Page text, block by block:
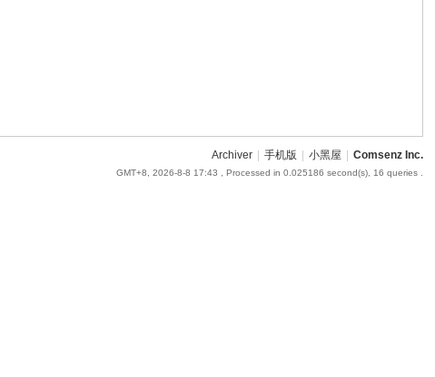
Archiver 手机版 小黑屋 Comsenz Inc.
GMT+8, 2026-8-8 17:43 , Processed in 0.025186 second(s), 16 queries .